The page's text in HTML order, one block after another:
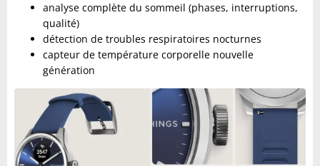
analyse complète du sommeil (phases, interruptions,
qualité)
détection de troubles respiratoires nocturnes
capteur de température corporelle nouvelle
génération